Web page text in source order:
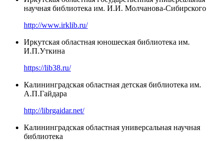
научная библиотека им. И.И. Молчанова-Сибирского
http://www.irklib.ru/
Иркутская областная юношеская библиотека им.
И.П.Уткина
https://lib38.ru/
Калининградская областная детская библиотека им.
А.П.Гайдара
http://librgaidar.net/
Калининградская областная универсальная научная
библиотека